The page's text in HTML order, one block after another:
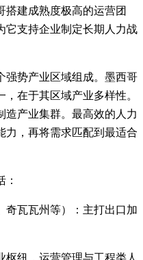
搭建成熟度极高的运营团
它支持企业制定长期人力战
强势产业区域组成。墨西哥
在于其区域产业多样性。
造产业集群。最高效的人力
力，再将需求匹配到最适合
奇瓦瓦州等）：主打出口加
枢纽，运营管理与工程类人